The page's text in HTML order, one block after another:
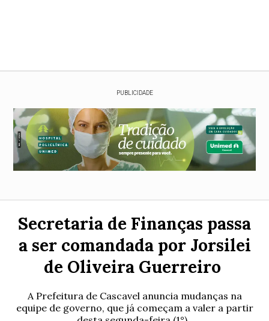
PUBLICIDADE
Secretaria de Finanças passa
a ser comandada por Jorsilei
de Oliveira Guerreiro
A Prefeitura de Cascavel anuncia mudanças na
equipe de governo, que já começam a valer a partir